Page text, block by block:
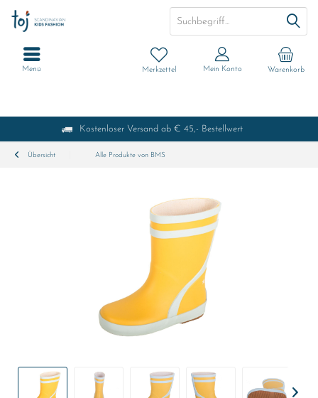
Kostenloser Versand ab € 45,- Bestellwert
Warenkorb
Merkzettel Mein Konto
Menü
Übersicht Alle Produkte von BMS